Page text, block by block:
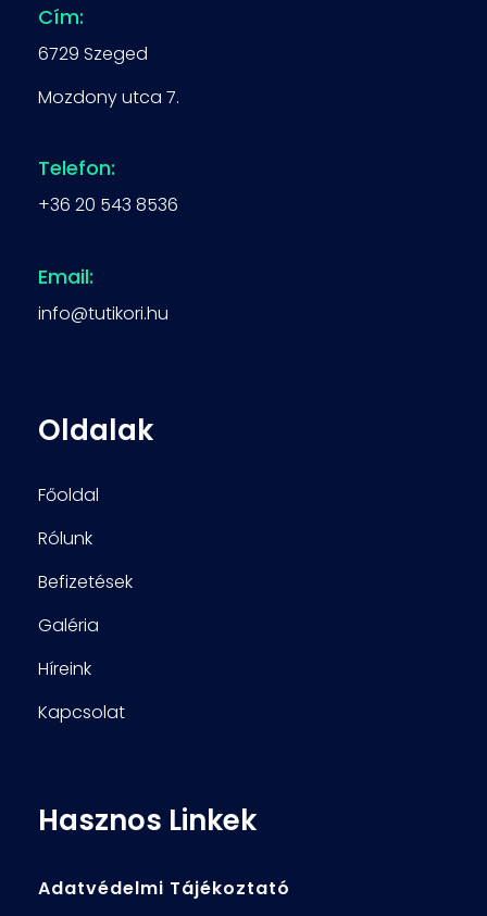
Cím:
6729 Szeged
Mozdony utca 7.
Telefon:
+36 20 543 8536
Email:
info@tutikori.hu
Oldalak
Főoldal
Rólunk
Befizetések
Galéria
Híreink
Kapcsolat
Hasznos Linkek
Adatvédelmi Tájékoztató